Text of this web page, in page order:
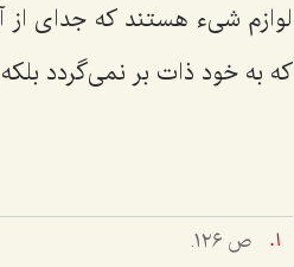
لوازم شیء هستند كه جداى
كه به خود ذات بر نمى‌گردد
ص ١٢٦.